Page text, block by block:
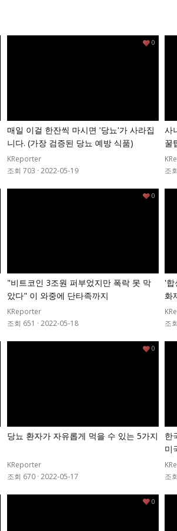
매일 이걸 한잔씩 마시면 '당뇨'가 사라집
니다. (가장 검증된 당뇨 예방 식품)
KReporter
조회 703 · 2022-05-19
0
사
꿀
조
"비트코인 3조원 퍼부었지만 폭락 못 막
았다" 이 와중에 단타족까지
KReporter
조회 651 · 2022-05-18
0
'합
화
조
당뇨 환자가 자유롭게 먹을 수 있는 5가지
KReporter
조회 670 · 2022-05-17
0
한
미
조
0